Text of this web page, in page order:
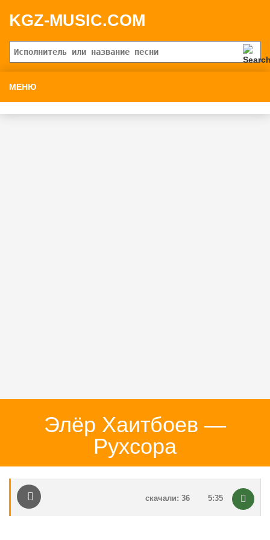
KGZ-MUSIC.COM
МЕНЮ
Элёр Хаитбоев —
Рухсора
5:35
скачали: 36